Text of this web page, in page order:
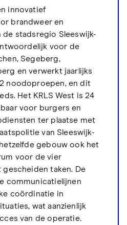
innovatief
brandweer en
stadsregio Sleeswijk-
voor de
Segeberg,
en verwerkt jaarlijks
noodoproepen, en dit
Het KRLS West is 24
voor burgers en
ter plaatse met
van Sleeswijk-
gebouw ook het
voor de vier
taken. De
communicatielijnen
coördinatie in
wat aanzienlijk
van de operatie.